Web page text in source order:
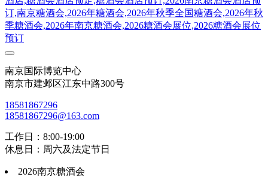
南京国际博览中心
南京市建邺区江东中路300号
18581867296
18581867296@163.com
工作日：8:00-19:00
休息日：周六及法定节日
2026南京糖酒会